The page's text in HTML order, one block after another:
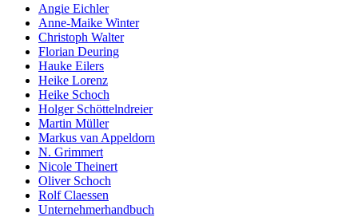
Angie Eichler
Anne-Maike Winter
Christoph Walter
Florian Deuring
Hauke Eilers
Heike Lorenz
Heike Schoch
Holger Schöttelndreier
Martin Müller
Markus van Appeldorn
N. Grimmert
Nicole Theinert
Oliver Schoch
Rolf Claessen
Unternehmerhandbuch